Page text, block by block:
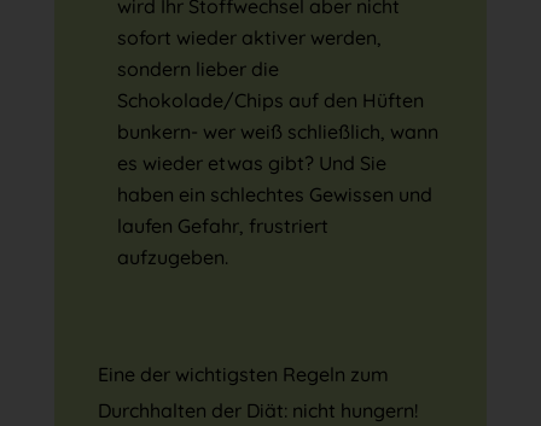
wird Ihr Stoffwechsel aber nicht
sofort wieder aktiver werden,
sondern lieber die
Schokolade/Chips auf den Hüften
bunkern- wer weiß schließlich, wann
es wieder etwas gibt? Und Sie
haben ein schlechtes Gewissen und
laufen Gefahr, frustriert
aufzugeben.
Eine der wichtigsten Regeln zum
Durchhalten der Diät: nicht hungern!